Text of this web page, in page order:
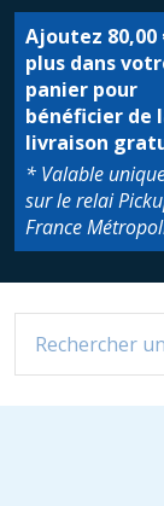
Ajoutez 80,00
plus dans
panier pour
bénéficier de
livraison
* Valable
sur le relai
France